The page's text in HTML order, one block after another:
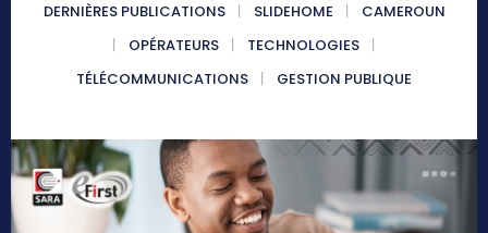
DERNIÈRES PUBLICATIONS SLIDEHOME
CAMEROUN
OPÉRATEURS
TECHNOLOGIES
TÉLÉCOMMUNICATIONS
GESTION PUBLIQUE